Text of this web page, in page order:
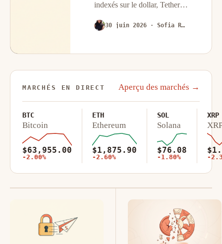
indexés sur le dollar, Tether
(USDC), a franchi les 230
un seuil qui aurait semblé
30 juin 2026 · Sofia Romero
MARCHÉS EN DIRECT Aperçu des marchés →
BTC
Bitcoin
$63,955.00
-2.00%
ETH
Ethereum
$1,875.90
-2.60%
SOL
Solana
$76.08
-1.80%
XRP
-